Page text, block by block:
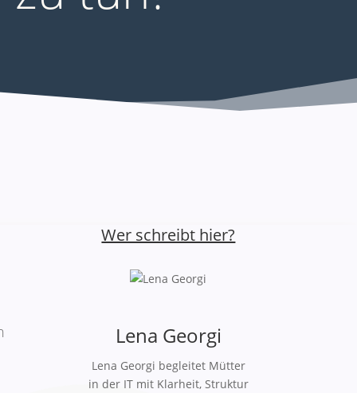
Wer schreibt hier?
Lena Georgi
Lena Georgi begleitet Mütter
in der IT mit Klarheit, Struktur